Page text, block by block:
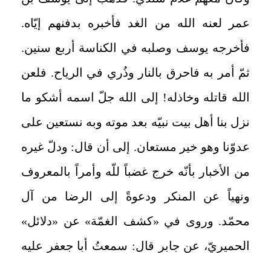
عمر لعنه الله من الغد فأخبره بدفنهم إيّاه.
فأخرجه يوسف وصلبه في الكناسة أربع سنين.
ثمّ أمر به فاحرق بالنار وذُري في الرياح. فلعن
الله قاتله وخاذله! إلى الله جلّ اسمه أشكو ما
نزل بنا أهل بيت نبيّه بعد موته وبه نستعين على
عدوّنا وهو خير مستعان. إلى أن قال: ودلّ غيره
من الأخبار بأنّه خرج غضباً للّه وأمراً بالمعروف
ونهياً عن المنكر ودعوةً إلى الرضا من آل
محمّد. وروى في «كشف الغمّة» عن «دلائل»
الحميريّ، عن جابر قال: سمعتُ أبا جعفر عليه